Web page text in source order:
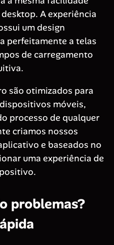
A experiência
um design
perfeitamente a telas
de carregamento
são otimizados para
móveis,
processo de qualquer
criamos nossos
e baseados no
uma experiência de
problemas?